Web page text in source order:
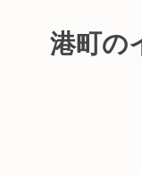
港町の